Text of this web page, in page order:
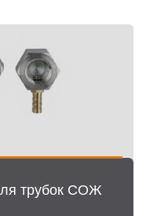
трубок СОЖ